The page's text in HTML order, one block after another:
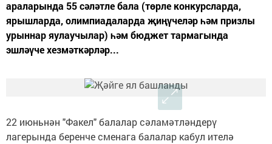
араларында 55 сәләтле бала (төрле конкурсларда,
ярышларда, олимпиадаларда җиңүчеләр һәм призлы
урыннар яулаучылар) һәм бюджет тармагында
эшләүче хезмәткәрләр...
22 июньнән "Факел" балалар сәламәтләндерү
лагерында беренче сменага балалар кабул ителә